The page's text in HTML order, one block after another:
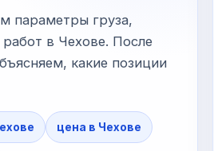
параметры груза,
в Чехове. После
какие позиции
цена в Чехове